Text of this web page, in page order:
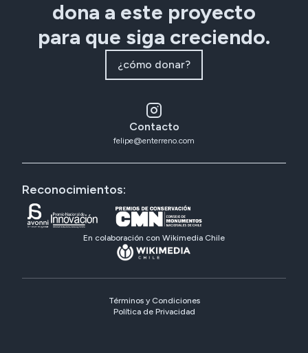
dona a este proyecto
para que siga creciendo.
¿cómo donar?
Contacto
felipe@enterreno.com
Reconocimientos:
En colaboración con Wikimedia Chile
Términos y Condiciones
Política de Privacidad